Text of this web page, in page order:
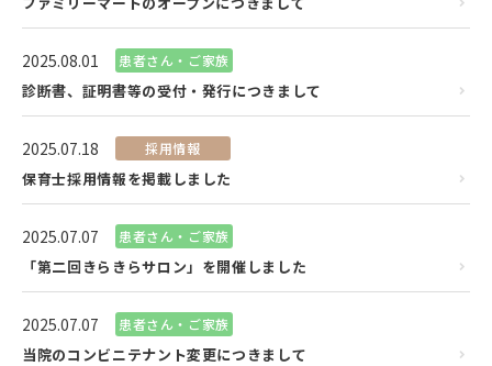
2025.08.01 患者さん・ご家族
診断書、証明書等の受付・発行につきまして
2025.07.18 採用情報
保育士採用情報を掲載しました
2025.07.07 患者さん・ご家族
「第二回きらきらサロン」を開催しました
2025.07.07 患者さん・ご家族
当院のコンビニテナント変更につきまして